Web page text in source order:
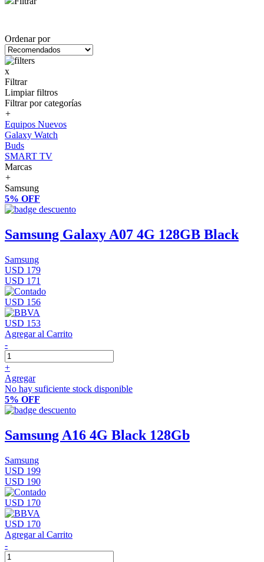
Ordenar por
x
Filtrar
Limpiar filtros
Filtrar por categorías
+
Equipos Nuevos
Galaxy Watch
Buds
SMART TV
Marcas
+
Samsung
5% OFF
Samsung Galaxy A07 4G 128GB Black
Samsung
USD 179
USD 171
USD 156
USD 153
Agregar al Carrito
-
+
Agregar
No hay suficiente stock disponible
5% OFF
Samsung A16 4G Black 128Gb
Samsung
USD 199
USD 190
USD 170
USD 170
Agregar al Carrito
-